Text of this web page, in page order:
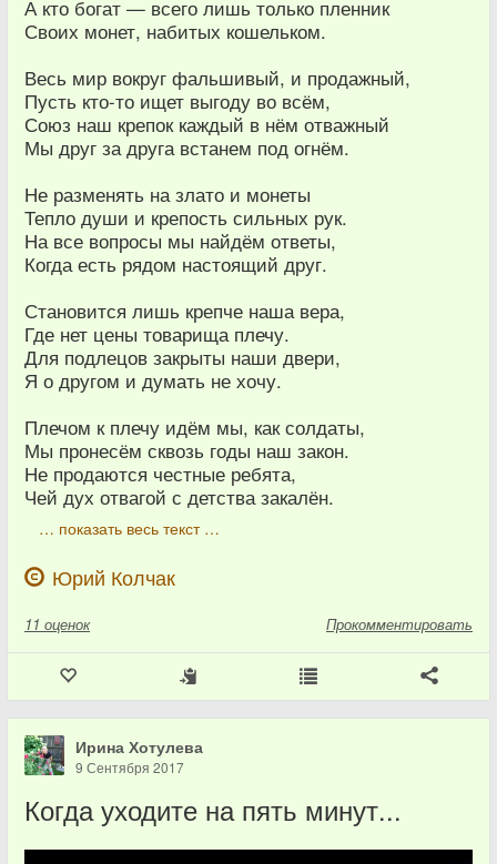
А кто богат — всего лишь только пленник
Своих монет, набитых кошельком.
Весь мир вокруг фальшивый, и продажный,
Пусть кто-то ищет выгоду во всём,
Союз наш крепок каждый в нём отважный
Мы друг за друга встанем под огнём.
Не разменять на злато и монеты
Тепло души и крепость сильных рук.
На все вопросы мы найдём ответы,
Когда есть рядом настоящий друг.
Становится лишь крепче наша вера,
Где нет цены товарища плечу.
Для подлецов закрыты наши двери,
Я о другом и думать не хочу.
Плечом к плечу идём мы, как солдаты,
Мы пронесём сквозь годы наш закон.
Не продаются честные ребята,
Чей дух отвагой с детства закалён.
… показать весь текст …
Юрий Колчак
11 оценок Прокомментировать
Ирина Хотулева
9 Сентября 2017
Когда уходите на пять минут...